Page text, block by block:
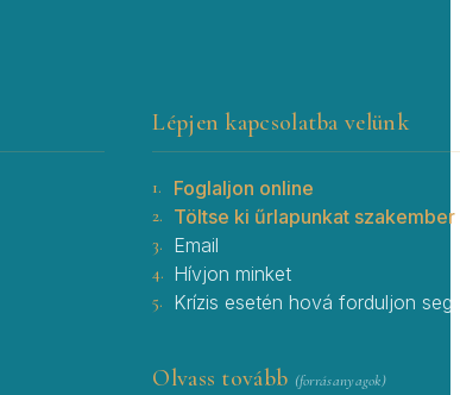
Lépjen kapcsolatba velünk
1. Foglaljon online
2. Töltse ki űrlapunkat szakember
3. Email
4. Hívjon minket
5. Krízis esetén hová forduljon
Olvass tovább (forrásanyagok)